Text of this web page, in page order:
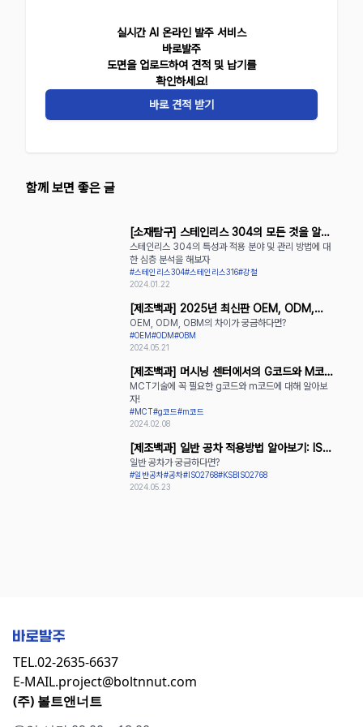
실시간 AI 온라인 발주 서비스
바로발주
도면을 업로드하여 견적 및 납기를
확인하세요!
바로 견적 받기
함께 보면 좋은 글
[소재탐구] 스테인리스 304의 모든 것을 알아
보자
스테인리스 304의 특성과 적용 분야 및 관리 방법에 대
한 심층 분석을 해보자
#스테인리스304#스테인리스316#강철
2024.01.22
[제조백과] 2025년 최신판 OEM, ODM,
OBM의 장단점 완벽 정리
OEM, ODM, OBM의 차이가 궁금하다면?
#OEM#ODM#OBM
2024.05.21
[제조백과] 머시닝 센터에서의 G코드와 M코드
활용
MCT기술에 꼭 필요한 g코드와 m코드에 대해 알아보
자!
#MCT#g코드#m코드
2024.02.08
[제조백과] 일반 공차 적용방법 알아보기: ISO
2768과 KS B ISO 2768
일반 공차가 궁금하다면?
#일반공차#공차#ISO2768#KSBISO2768
2024.05.23
TEL.02-2635-6637
E-MAIL.project@boltnnut.com
(주) 볼트앤너트